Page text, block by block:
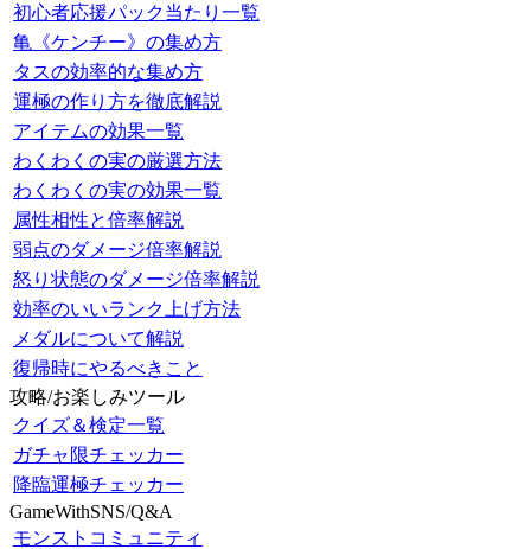
初心者応援パック当たり一覧
亀《ケンチー》の集め方
タスの効率的な集め方
運極の作り方を徹底解説
アイテムの効果一覧
わくわくの実の厳選方法
わくわくの実の効果一覧
属性相性と倍率解説
弱点のダメージ倍率解説
怒り状態のダメージ倍率解説
効率のいいランク上げ方法
メダルについて解説
復帰時にやるべきこと
攻略/お楽しみツール
クイズ＆検定一覧
ガチャ限チェッカー
降臨運極チェッカー
GameWithSNS/Q&A
モンストコミュニティ